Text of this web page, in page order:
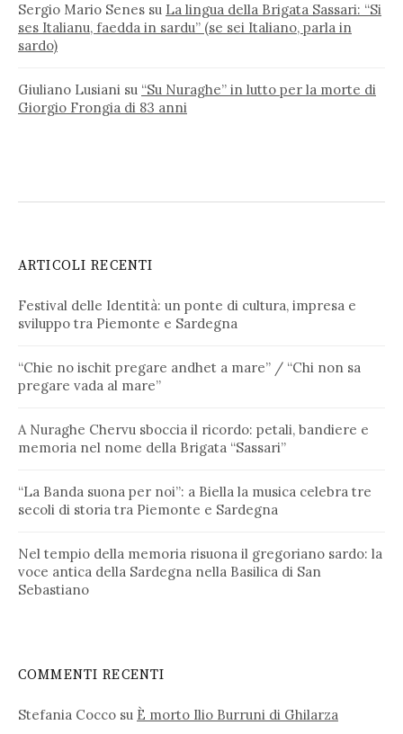
Sergio Mario Senes su La lingua della Brigata Sassari: “Si
ses Italianu, faedda in sardu” (se sei Italiano, parla in
sardo)
Giuliano Lusiani su “Su Nuraghe” in lutto per la morte di
Giorgio Frongia di 83 anni
ARTICOLI RECENTI
Festival delle Identità: un ponte di cultura, impresa e
sviluppo tra Piemonte e Sardegna
“Chie no ischit pregare andhet a mare” / “Chi non sa
pregare vada al mare”
A Nuraghe Chervu sboccia il ricordo: petali, bandiere e
memoria nel nome della Brigata “Sassari”
“La Banda suona per noi”: a Biella la musica celebra tre
secoli di storia tra Piemonte e Sardegna
Nel tempio della memoria risuona il gregoriano sardo: la
voce antica della Sardegna nella Basilica di San
Sebastiano
COMMENTI RECENTI
Stefania Cocco su È morto Ilio Burruni di Ghilarza